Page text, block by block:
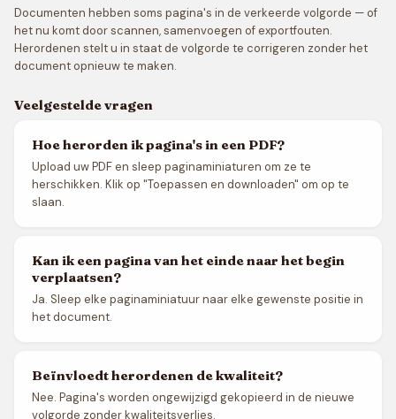
Documenten hebben soms pagina's in de verkeerde volgorde — of
het nu komt door scannen, samenvoegen of exportfouten.
Herordenen stelt u in staat de volgorde te corrigeren zonder het
document opnieuw te maken.
Veelgestelde vragen
Hoe herorden ik pagina's in een PDF?
Upload uw PDF en sleep paginaminiaturen om ze te
herschikken. Klik op "Toepassen en downloaden" om op te
slaan.
Kan ik een pagina van het einde naar het begin
verplaatsen?
Ja. Sleep elke paginaminiatuur naar elke gewenste positie in
het document.
Beïnvloedt herordenen de kwaliteit?
Nee. Pagina's worden ongewijzigd gekopieerd in de nieuwe
volgorde zonder kwaliteitsverlies.